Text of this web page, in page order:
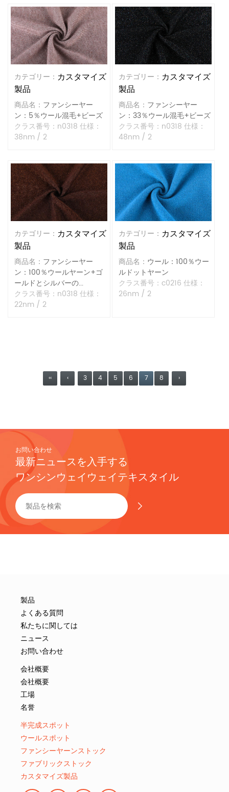
カテゴリー： カスタマイズ
製品
商品名： ファンシーヤー
ン：5％ウール混毛+ビーズ
クラス番号：n0318 仕様：
38nm / 2
カテゴリー： カスタマイズ
製品
商品名： ファンシーヤー
ン：33％ウール混毛+ビーズ
クラス番号：n0318 仕様：
48nm / 2
カテゴリー： カスタマイズ
製品
商品名： ファンシーヤー
ン：100％ウールヤーン+ゴ
ールドとシルバーの...
クラス番号：n0318 仕様：
22nm / 2
カテゴリー： カスタマイズ
製品
商品名： ウール：100％ウー
ルドットヤーン
クラス番号：c0216 仕様：
26nm / 2
‹‹ ‹ 3 4 5 6 7 8 ›
製品
よくある質問
私たちに関しては
ニュース
お問い合わせ
会社概要
会社概要
工場
名誉
半完成スポット
ウールスポット
ファンシーヤーンストック
ファブリックストック
カスタマイズ製品
お問い合わせ
最新ニュースを入手する
ワンシンウェイウェイテキスタイル